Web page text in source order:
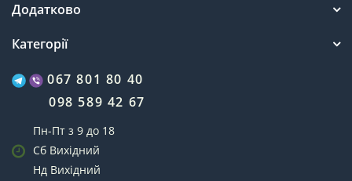
Додатково
Категорії
067 801 80 40
098 589 42 67
Пн-Пт з 9 до 18
Сб Вихідний
Нд Вихідний